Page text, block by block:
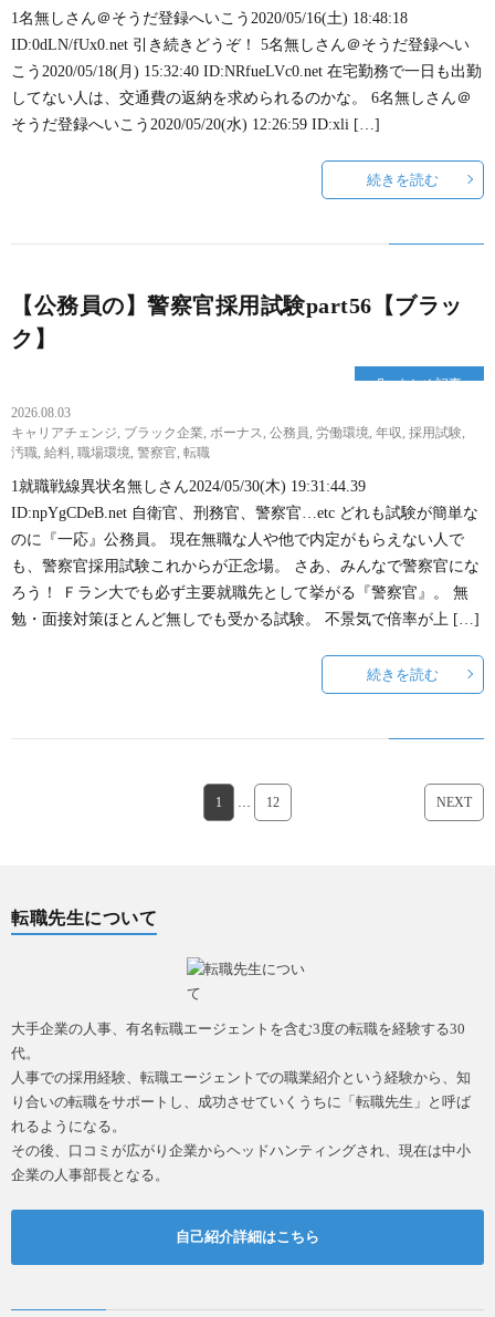
1名無しさん＠そうだ登録へいこう2020/05/16(土) 18:48:18
ID:0dLN/fUx0.net 引き続きどうぞ！ 5名無しさん＠そうだ登録へい
こう2020/05/18(月) 15:32:40 ID:NRfueLVc0.net 在宅勤務で一日も出勤
してない人は、交通費の返納を求められるのかな。 6名無しさん＠
そうだ登録へいこう2020/05/20(水) 12:26:59 ID:xli […]
続きを読む
【公務員の】警察官採用試験part56【ブラッ
ク】
まとめ記事
2026.08.03
キャリアチェンジ ブラック企業 ボーナス 公務員 労働環境 年収 採用試験
汚職 給料 職場環境 警察官 転職
1就職戦線異状名無しさん2024/05/30(木) 19:31:44.39
ID:npYgCDeB.net 自衛官、刑務官、警察官…etc どれも試験が簡単な
のに『一応』公務員。 現在無職な人や他で内定がもらえない人で
も、警察官採用試験これからが正念場。 さあ、みんなで警察官にな
ろう！ Ｆラン大でも必ず主要就職先として挙がる『警察官』。 無
勉・面接対策ほとんど無しでも受かる試験。 不景気で倍率が上 […]
続きを読む
1 12 NEXT
転職先生について
大手企業の人事、有名転職エージェントを含む3度の転職を経験する30
代。
人事での採用経験、転職エージェントでの職業紹介という経験から、知
り合いの転職をサポートし、成功させていくうちに「転職先生」と呼ば
れるようになる。
その後、口コミが広がり企業からヘッドハンティングされ、現在は中小
企業の人事部長となる。
自己紹介詳細はこちら